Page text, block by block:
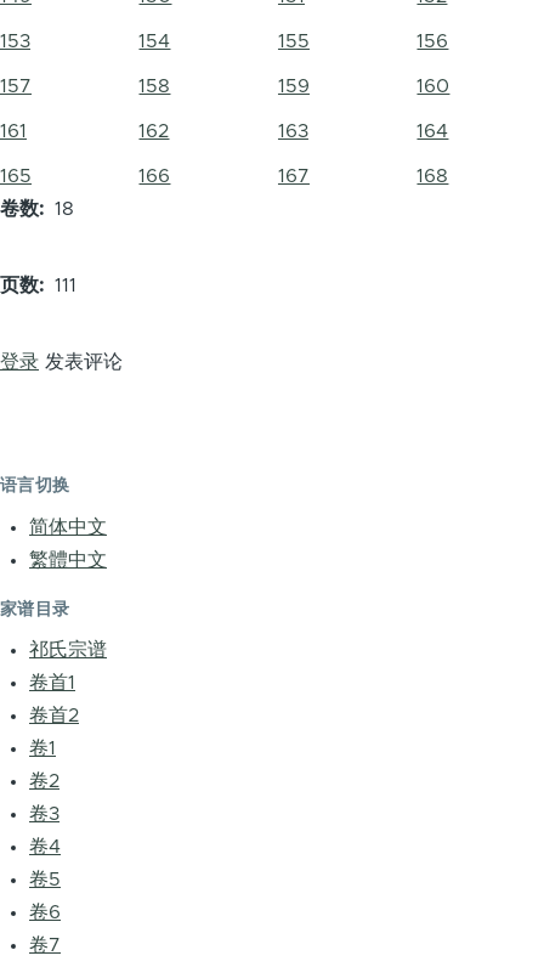
153 154 155 156
157 158 159 160
161 162 163 164
165 166 167
168
卷数
18
页数 111
登录 发表评论
语言切换
简体中文
繁體中文
家谱目录
祁氏宗谱
卷首1
卷首2
卷1
卷2
卷3
卷4
卷5
卷6
卷7